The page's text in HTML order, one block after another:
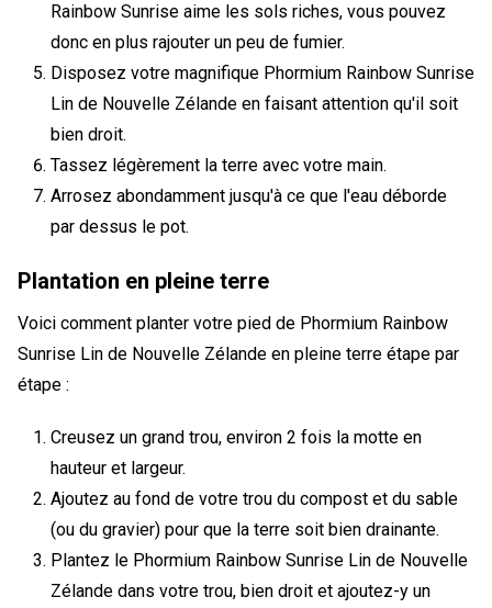
Rainbow Sunrise aime les sols riches, vous pouvez
donc en plus rajouter un peu de fumier.
Disposez votre magnifique Phormium Rainbow Sunrise
Lin de Nouvelle Zélande en faisant attention qu'il soit
bien droit.
Tassez légèrement la terre avec votre main.
Arrosez abondamment jusqu'à ce que l'eau déborde
par dessus le pot.
Plantation en pleine terre
Voici comment planter votre pied de Phormium Rainbow
Sunrise Lin de Nouvelle Zélande en pleine terre étape par
étape :
Creusez un grand trou, environ 2 fois la motte en
hauteur et largeur.
Ajoutez au fond de votre trou du compost et du sable
(ou du gravier) pour que la terre soit bien drainante.
Plantez le Phormium Rainbow Sunrise Lin de Nouvelle
Zélande dans votre trou, bien droit et ajoutez-y un